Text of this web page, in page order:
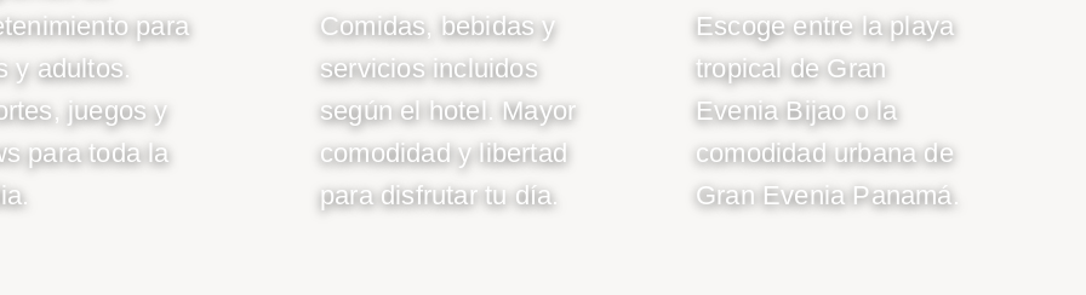
para
y adultos.
juegos y
para toda la
Comidas, bebidas y
servicios incluidos
según el hotel. Mayor
comodidad y libertad
para disfrutar tu día.
Escoge entre la playa
tropical de Gran
Evenia Bijao o la
comodidad urbana de
Gran Evenia Panamá.